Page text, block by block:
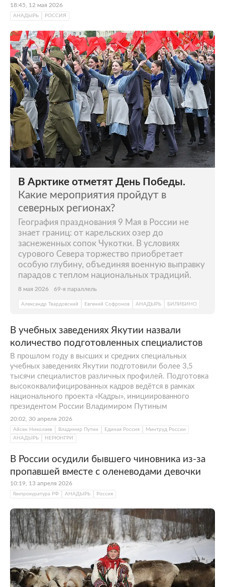
18:45, 12 мая 2026
АНАДЫРЬ РОССИЯ
В Арктике отметят День Победы.
Какие мероприятия пройдут в
северных регионах?
География празднования 9 Мая в России не
знает границ: от карельских озер до
заснеженных сопок Чукотки. В условиях
сурового Севера торжество приобретает
особую глубину, объединяя военную выправку
парадов с теплом национальных традиций.
8 мая 2026 69-я параллель
Александр Твардовский Евгений Софронов АНАДЫРЬ БИЛИБИНО
В учебных заведениях Якутии назвали
количество подготовленных специалистов
В прошлом году в высших и средних специальных
учебных заведениях Якутии подготовили более 3,5
тысячи специалистов различных профилей. Подготовка
высококвалифицированных кадров ведётся в рамках
национального проекта «Кадры», инициированного
президентом России Владимиром Путиным
20:02, 30 апреля 2026
Айсен Николаев Владимир Путин Единая Россия
Минтруд России
АНАДЫРЬ
НЕРЮНГРИ
В России осудили бывшего чиновника из-за
пропавшей вместе с оленеводами девочки
10:19, 13 апреля 2026
Генпрокуратура РФ АНАДЫРЬ Россия